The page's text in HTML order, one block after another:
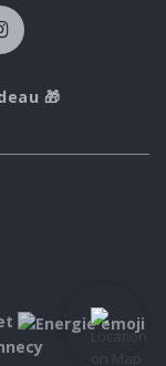
🎁